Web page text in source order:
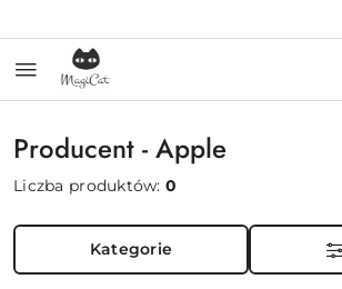
Producent - Apple
Liczba produktów:0
Kategorie